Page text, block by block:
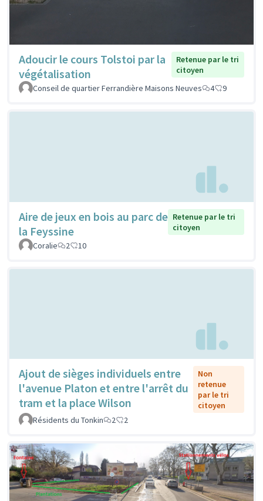
Adoucir le cours Tolstoi par la
végétalisation
Retenue par le tri
citoyen
Conseil de quartier Ferrandière Maisons Neuves
4 9
Aire de jeux en bois au parc de
la Feyssine
Retenue par le tri
citoyen
Coralie
2 10
Ajout de sièges individuels entre
l'avenue Platon et entre l'arrêt du
tram et la place Wilson
Non
retenue
par le tri
citoyen
Résidents du Tonkin
2 2